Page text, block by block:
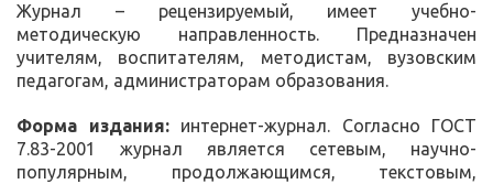
Журнал – рецензируемый, имеет учебно-
методическую направленность. Предназначен
учителям, воспитателям, методистам, вузовским
педагогам, администраторам образования.
Форма издания: интернет-журнал. Согласно ГОСТ
7.83-2001 журнал является сетевым, научно-
популярным, продолжающимся, текстовым,